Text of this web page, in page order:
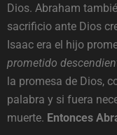
Dios. Abraham
sacrificio ante Dios
Isaac era el hijo
prometido
la promesa de Dios,
palabra y si fuera
muerte. Entonces